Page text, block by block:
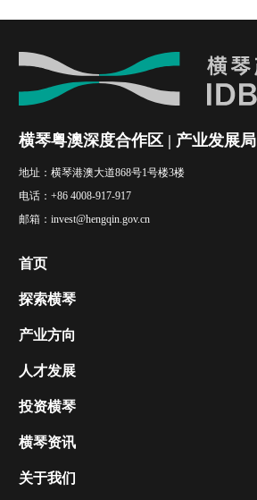
横琴粤澳深度合作区 | 产业发展局
地址： 横琴港澳大道868号1号楼3楼
电话： +86 4008-917-917
邮箱： invest@hengqin.gov.cn
首页
探索横琴
产业方向
人才发展
投资横琴
横琴资讯
关于我们